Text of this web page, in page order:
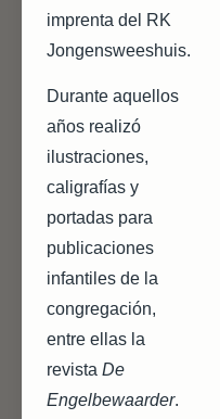
imprenta del RK
Jongensweeshuis.
Durante aquellos
años realizó
ilustraciones,
caligrafías y
portadas para
publicaciones
infantiles de la
congregación,
entre ellas la
revista De
Engelbewaarder.